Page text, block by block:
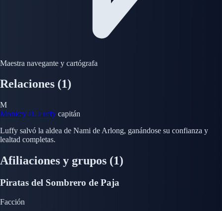
Maestra navegante y cartógrafa
Relaciones (1)
M
Monkey D. Luffy capitán
Luffy salvó la aldea de Nami de Arlong, ganándose su confianza y
lealtad completas.
Afiliaciones y grupos (1)
Piratas del Sombrero de Paja
Facción